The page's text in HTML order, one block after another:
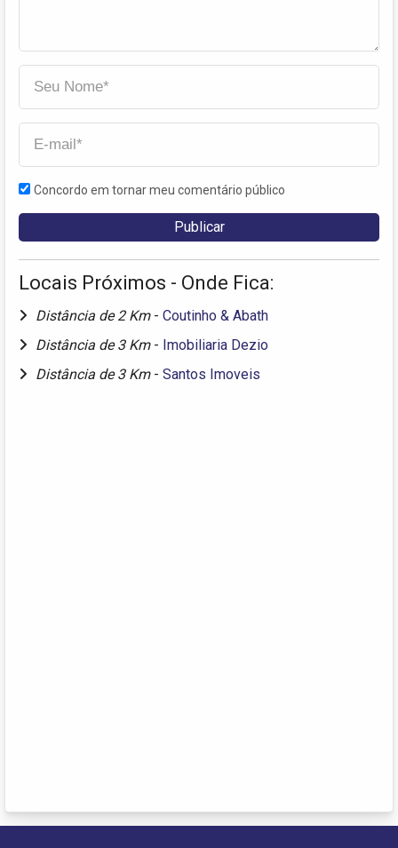
Concordo em tornar meu comentário público
Locais Próximos - Onde Fica:
Distância de 2 Km - Coutinho & Abath
Distância de 3 Km - Imobiliaria Dezio
Distância de 3 Km - Santos Imoveis